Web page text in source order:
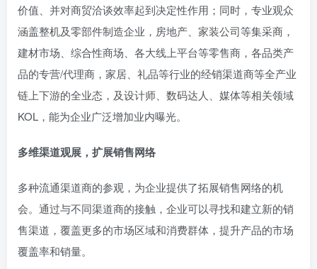
价值、并对商贸洽谈效率起到决定性作用；同时，专业观众
涵盖整机及零部件制造企业，房地产、家装公司等集采商，
建材市场、综合性商场、各大线上平台等零售商，各品类产
品的专营/代理商，家居、礼品等行业的经销渠道商等全产业
链上下游的全业态，及设计师、数码达人、媒体等相关领域
KOL，能为企业广泛增加业内曝光。
多维渠道观展，扩展销售网络
多种流通渠道商的参观，为企业提供了拓展销售网络的机
会。通过与不同渠道商的接触，企业可以寻找和建立新的销
售渠道，覆盖更多的市场区域和消费群体，提升产品的市场
覆盖率和销量。